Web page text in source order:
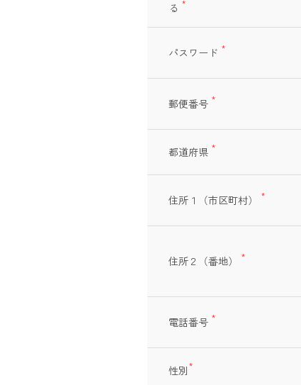
る
須)
パスワード
須)
郵便番号
須)
都道府県
須)
住所１（市区町村）
須)
住所２（番地）
電話番号
須)
性別